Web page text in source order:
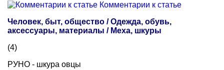
Комментарии к статье
Человек, быт, общество / Одежда, обувь,
аксессуары, материалы / Меха, шкуры
(4)
РУНО - шкура овцы